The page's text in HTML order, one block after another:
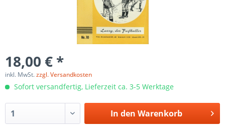
18,00 € *
inkl. MwSt.zzgl. Versandkosten
Sofort versandfertig, Lieferzeit ca. 3-5 Werktage
In den Warenkorb